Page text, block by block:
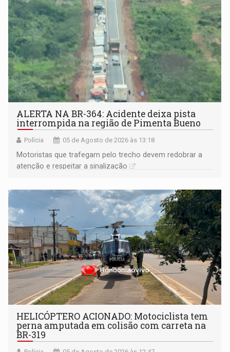
ALERTA NA BR-364: Acidente deixa pista
interrompida na região de Pimenta Bueno
Polícia 05 de Agosto de 2026 às 13:18
​Motoristas que trafegam pelo trecho devem redobrar a
atenção e respeitar a sinalização
HELICÓPTERO ACIONADO: Motociclista tem
perna amputada em colisão com carreta na
BR-319